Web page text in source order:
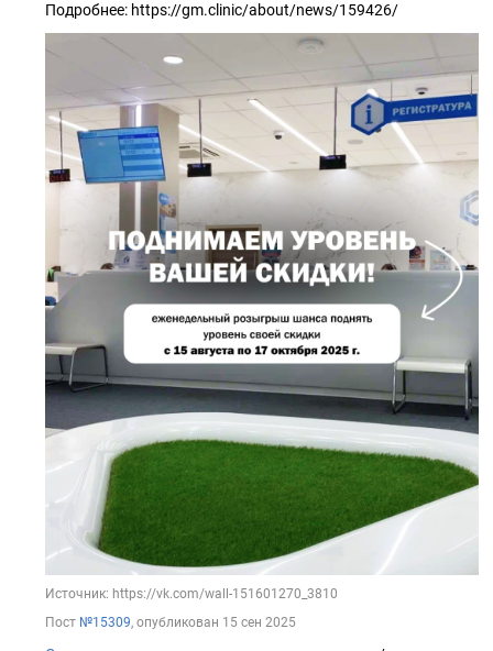
Подробнее: https://gm.clinic/about/news/159426/
Источник: https://vk.com/wall-151601270_3810
Пост №15309, опубликован 15 сен 2025